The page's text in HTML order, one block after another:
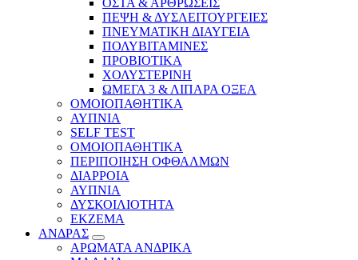
ΠΕΨΗ & ΔΥΣΛΕΙΤΟΥΡΓΕΙΕΣ
ΠΝΕΥΜΑΤΙΚΗ ΔΙΑΥΓΕΙΑ
ΠΟΛΥΒΙΤΑΜΙΝΕΣ
ΠΡΟΒΙΟΤΙΚΑ
ΧΟΛΥΣΤΕΡΙΝΗ
ΩΜΕΓΑ 3 & ΛΙΠΑΡΑ ΟΞΕΑ
ΟΜΟΙΟΠΑΘΗΤΙΚΑ
ΑΥΠΝΙΑ
SELF TEST
ΟΜΟΙΟΠΑΘΗΤΙΚΑ
ΠΕΡΙΠΟΙΗΣΗ ΟΦΘΑΛΜΩΝ
ΔΙΑΡΡΟΙΑ
ΑΥΠΝΙΑ
ΔΥΣΚΟΙΛΙΟΤΗΤΑ
ΕΚΖΕΜΑ
ΑΝΔΡΑΣ
ΑΡΩΜΑΤΑ ΑΝΔΡΙΚΑ